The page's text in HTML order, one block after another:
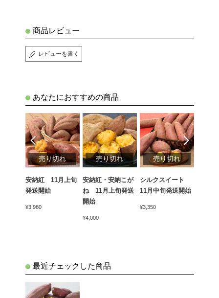
商品レビュー
レビューを書く
あなたにおすすめの商品
売り切れ
安納紅 11月上旬
発送開始
¥3,980
売り切れ
安納紅・安納こが
ね 11月上旬発送
開始
¥4,000
売り切れ
シルクスイート
11月中旬発送開始
¥3,350
最近チェックした商品